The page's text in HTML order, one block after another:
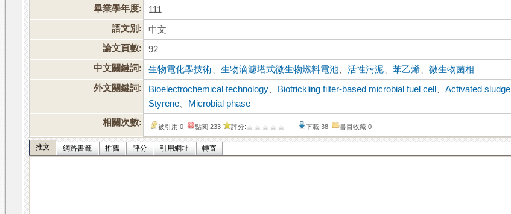
畢業學年度:
111
語文別:
中文
論文頁數:
92
中文關鍵詞:
生物電化學技術 、生物滴濾塔式微生物燃料電池 、活性污泥 、苯乙烯 、微生物菌相
外文關鍵詞:
Bioelectrochemical technology Biotrickling filter-based microbial fuel cell 、Activated sludge
Styrene
Microbial phase
相關次數:
被引用:0 點閱:233 評分: 下載:38 書目收藏:0
推文 網路書籤 推薦 評分 引用網址 轉寄